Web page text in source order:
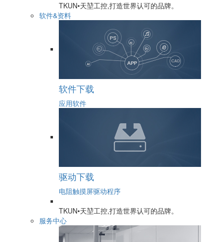
TKUN•天堃工控,打造世界认可的品牌。
软件&资料
软件下载
应用软件
驱动下载
电阻触摸屏驱动程序
TKUN•天堃工控,打造世界认可的品牌。
服务中心